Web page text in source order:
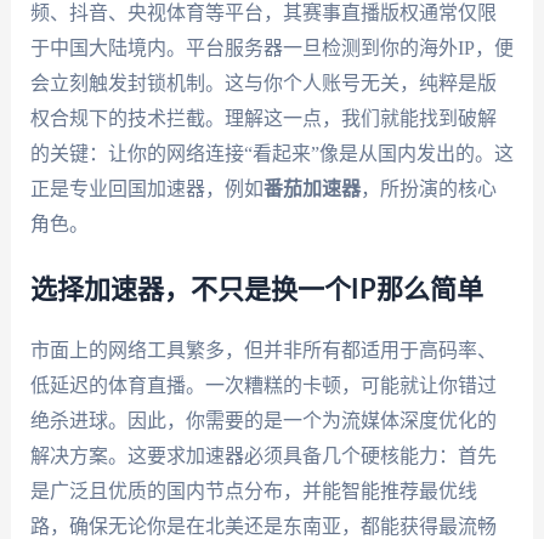
频、抖音、央视体育等平台，其赛事直播版权通常仅限
于中国大陆境内。平台服务器一旦检测到你的海外IP，便
会立刻触发封锁机制。这与你个人账号无关，纯粹是版
权合规下的技术拦截。理解这一点，我们就能找到破解
的关键：让你的网络连接“看起来”像是从国内发出的。这
正是专业回国加速器，例如番茄加速器，所扮演的核心
角色。
选择加速器，不只是换一个IP那么简单
市面上的网络工具繁多，但并非所有都适用于高码率、
低延迟的体育直播。一次糟糕的卡顿，可能就让你错过
绝杀进球。因此，你需要的是一个为流媒体深度优化的
解决方案。这要求加速器必须具备几个硬核能力：首先
是广泛且优质的国内节点分布，并能智能推荐最优线
路，确保无论你是在北美还是东南亚，都能获得最流畅